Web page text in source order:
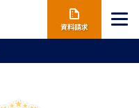
資料請求